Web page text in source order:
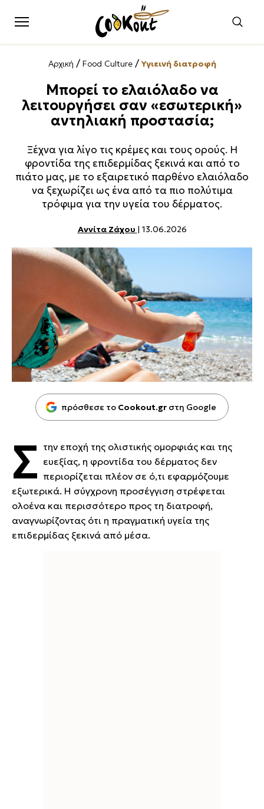
Αρχική / Food Culture/Υγιεινή διατροφή
Μπορεί το ελαιόλαδο να
λειτουργήσει σαν «εσωτερική»
αντηλιακή προστασία;
Ξέχνα για λίγο τις κρέμες και τους ορούς. Η
φροντίδα της επιδερμίδας ξεκινά και από το
πιάτο μας, με το εξαιρετικό παρθένο ελαιόλαδο
να ξεχωρίζει ως ένα από τα πιο πολύτιμα
τρόφιμα για την υγεία του δέρματος.
Αννίτα Ζάχου | 13.06.2026
πρόσθεσε το Cookout.gr στη Google
Σ την εποχή της ολιστικής ομορφιάς και της
ευεξίας, η φροντίδα του δέρματος δεν
περιορίζεται πλέον σε ό,τι εφαρμόζουμε
εξωτερικά. Η σύγχρονη προσέγγιση στρέφεται
ολοένα και περισσότερο προς τη διατροφή,
αναγνωρίζοντας ότι η πραγματική υγεία της
επιδερμίδας ξεκινά από μέσα.